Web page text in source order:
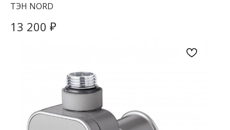
ТЭН NORD
13 200 ₽